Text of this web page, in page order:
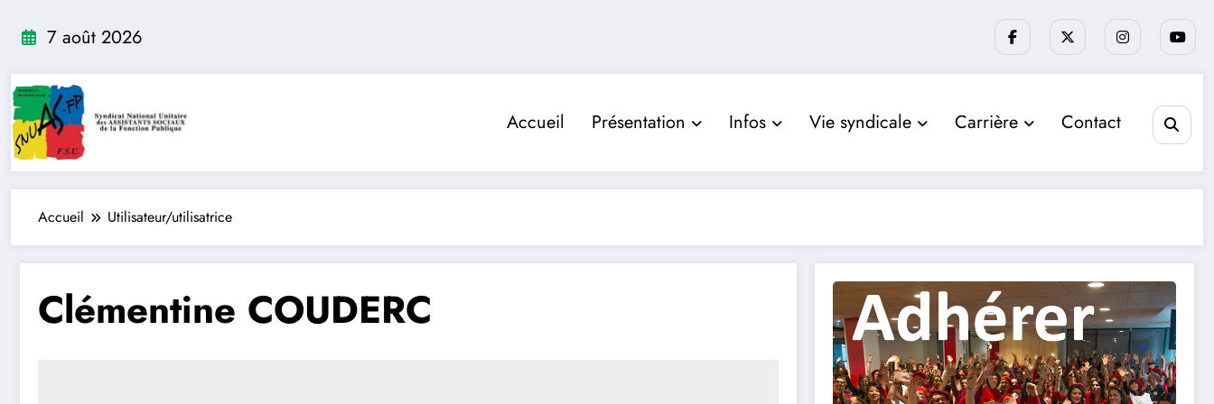
7 août 2026
Accueil Présentation Infos Vie syndicale Carrière Contact
Accueil Utilisateur/utilisatrice
Clémentine COUDERC